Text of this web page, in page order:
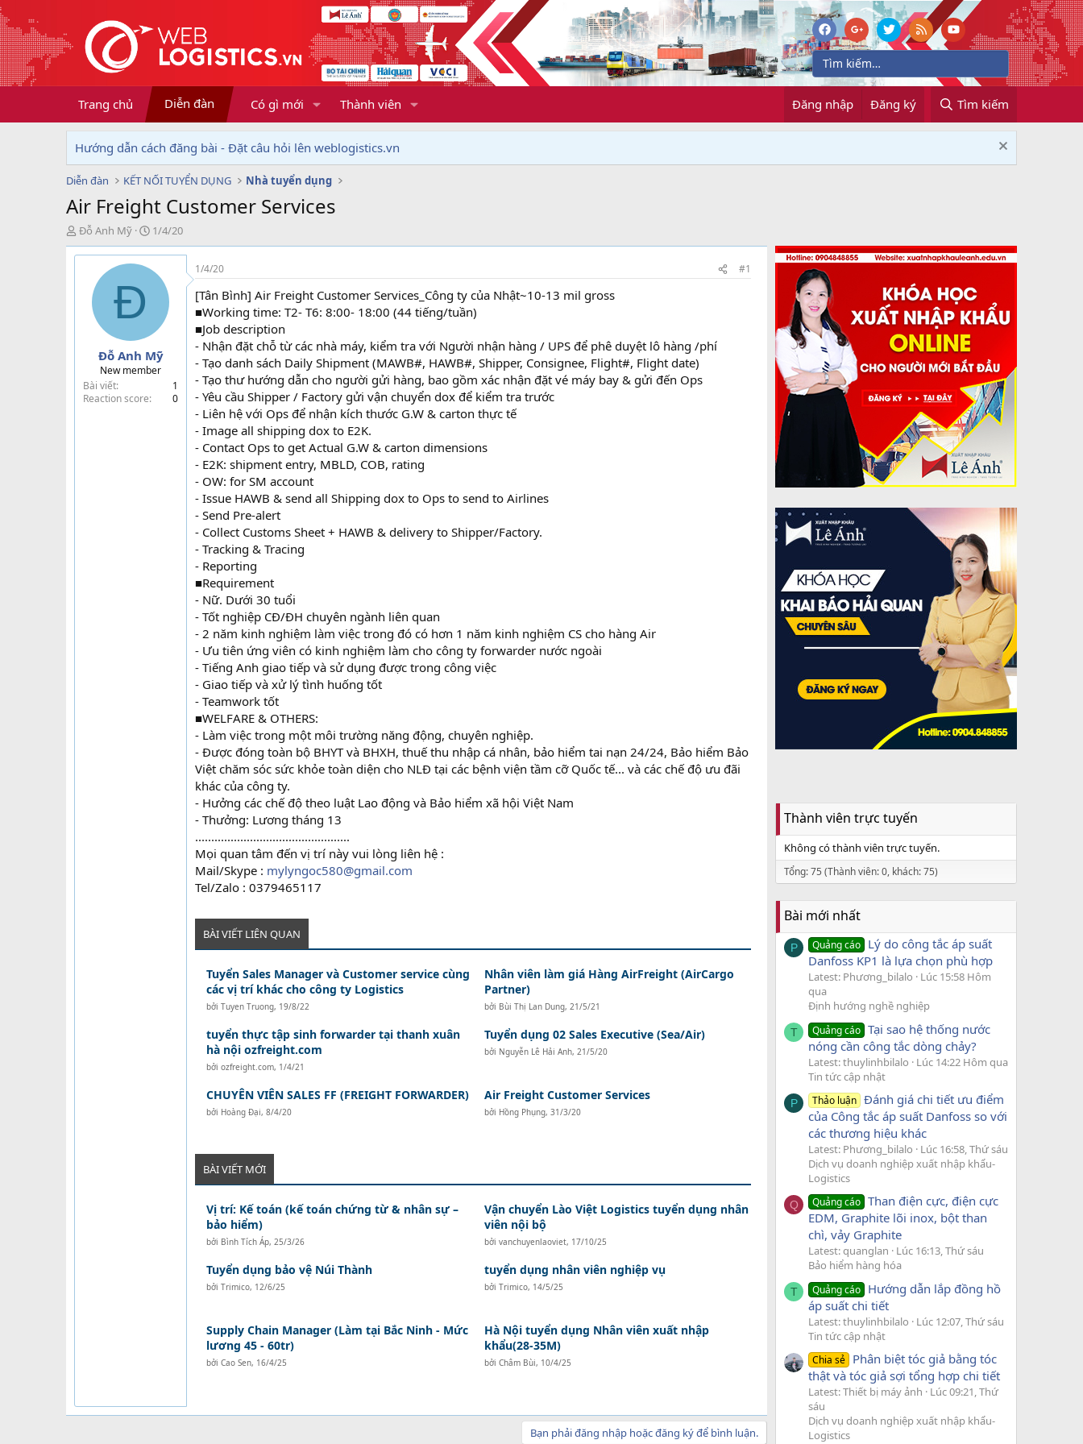
Trang chủ Diễn đàn Có gì mới Thành viên Đăng nhập Đăng ký Tìm kiếm
Hướng dẫn cách đăng bài - Đặt câu hỏi lên weblogistics.vn
Diễn đàn KẾT NỐI TUYỂN DỤNG Nhà tuyển dụng
Air Freight Customer Services
T
h
r
Đỗ Anh Mỹ
N
g
à
y
1/4/20
Đ
Đỗ Anh Mỹ
New member
Bài viết
1
Reaction score
0
1/4/20 #1
[Tân Bình] Air Freight Customer Services_Công ty của Nhật~10-13 mil gross
■Working time: T2- T6: 8:00- 18:00 (44 tiếng/tuần)
■Job description
- Nhận đặt chỗ từ các nhà máy, kiểm tra với Người nhận hàng / UPS để phê duyệt lô hàng /phí
- Tạo danh sách Daily Shipment (MAWB#, HAWB#, Shipper, Consignee, Flight#, Flight date)
- Tạo thư hướng dẫn cho người gửi hàng, bao gồm xác nhận đặt vé máy bay & gửi đến Ops
- Yêu cầu Shipper / Factory gửi vận chuyển dox để kiểm tra trước
- Liên hệ với Ops để nhận kích thước G.W & carton thực tế
- Image all shipping dox to E2K.
- Contact Ops to get Actual G.W & carton dimensions
- E2K: shipment entry, MBLD, COB, rating
- OW: for SM account
- Issue HAWB & send all Shipping dox to Ops to send to Airlines
- Send Pre-alert
- Collect Customs Sheet + HAWB & delivery to Shipper/Factory.
- Tracking & Tracing
- Reporting
■Requirement
- Nữ. Dưới 30 tuổi
- Tốt nghiệp CĐ/ĐH chuyên ngành liên quan
- 2 năm kinh nghiệm làm việc trong đó có hơn 1 năm kinh nghiệm CS cho hàng Air
- Ưu tiên ứng viên có kinh nghiệm làm cho công ty forwarder nước ngoài
- Tiếng Anh giao tiếp và sử dụng được trong công việc
- Giao tiếp và xử lý tình huống tốt
- Teamwork tốt
■WELFARE & OTHERS:
- Làm việc trong một môi trường năng động, chuyên nghiệp.
- Được đóng toàn bộ BHYT và BHXH, thuế thu nhập cá nhân, bảo hiểm tai nạn 24/24, Bảo hiểm Bảo
Việt chăm sóc sức khỏe toàn diện cho NLĐ tại các bệnh viện tầm cỡ Quốc tế... và các chế độ ưu đãi
khác của công ty.
- Hưởng các chế độ theo luật Lao động và Bảo hiểm xã hội Việt Nam
- Thưởng: Lương tháng 13
................................................
Mọi quan tâm đến vị trí này vui lòng liên hệ :
Mail/Skype : mylyngoc580@gmail.com
Tel/Zalo : 0379465117
BÀI VIẾT LIÊN QUAN
Tuyển Sales Manager và Customer service cùng
các vị trí khác cho công ty Logistics
bởi Tuyen Truong, 19/8/22
Nhân viên làm giá Hàng AirFreight (AirCargo
Partner)
bởi Bùi Thị Lan Dung, 21/5/21
tuyển thực tập sinh forwarder tại thanh xuân
hà nội ozfreight.com
bởi ozfreight.com, 1/4/21
Tuyển dụng 02 Sales Executive (Sea/Air)
bởi Nguyễn Lê Hải Anh, 21/5/20
CHUYÊN VIÊN SALES FF (FREIGHT FORWARDER)
bởi Hoàng Đại, 8/4/20
Air Freight Customer Services
bởi Hồng Phụng, 31/3/20
BÀI VIẾT MỚI
Vị trí: Kế toán (kế toán chứng từ & nhân sự –
bảo hiểm)
bởi Bình Tích Áp, 25/3/26
Vận chuyển Lào Việt Logistics tuyển dụng nhân
viên nội bộ
bởi vanchuyenlaoviet, 17/10/25
Tuyển dụng bảo vệ Núi Thành
bởi Trimico, 12/6/25
tuyển dụng nhân viên nghiệp vụ
bởi Trimico, 14/5/25
Supply Chain Manager (Làm tại Bắc Ninh - Mức
lương 45 - 60tr)
bởi Cao Sen, 16/4/25
Hà Nội tuyển dụng Nhân viên xuất nhập
khẩu(28-35M)
bởi Châm Bùi, 10/4/25
Bạn phải đăng nhập hoặc đăng ký để bình luận.
Thành viên trực tuyến
Không có thành viên trực tuyến.
Tổng: 75 (Thành viên: 0, khách: 75)
Bài mới nhất
P Quảng cáo Lý do công tắc áp suất
Danfoss KP1 là lựa chọn phù hợp
Latest: Phương_bilalo
Lúc 15:58 Hôm
qua
Định hướng nghề nghiệp
T Quảng cáo Tại sao hệ thống nước
nóng cần công tắc dòng chảy?
Latest: thuylinhbilalo
Lúc 14:22 Hôm qua
Tin tức cập nhật
P Thảo luận Đánh giá chi tiết ưu điểm
của Công tắc áp suất Danfoss so với
các thương hiệu khác
Latest: Phương_bilalo
Lúc 16:58, Thứ sáu
Dịch vụ doanh nghiệp xuất nhập khẩu-
Logistics
Q Quảng cáo Than điện cực, điện cực
EDM, Graphite lõi inox, bột than
chì, vảy Graphite
Latest: quanglan
Lúc 16:13, Thứ sáu
Bảo hiểm hàng hóa
T Quảng cáo Hướng dẫn lắp đồng hồ
áp suất chi tiết
Latest: thuylinhbilalo
Lúc 12:07, Thứ sáu
Tin tức cập nhật
Chia sẻ Phân biệt tóc giả bằng tóc
thật và tóc giả sợi tổng hợp chi tiết
Latest: Thiết bị máy ảnh
Lúc 09:21, Thứ
sáu
Dịch vụ doanh nghiệp xuất nhập khẩu-
Logistics